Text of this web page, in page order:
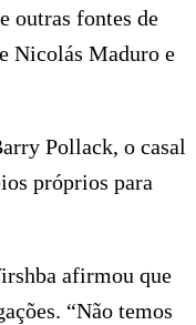
outras fontes de
Nicolás Maduro e
Pollack, o casal
próprios para
afirmou que
“Não temos